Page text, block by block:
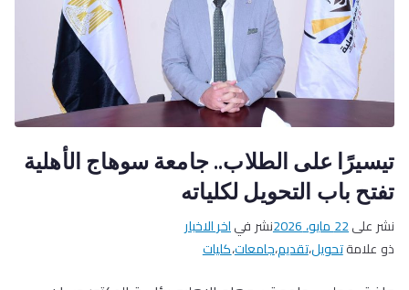
تيسيرًا على الطلاب.. جامعة سوهاج الأهلية
تفتح باب التحويل لكلياته
نشر على22 مايو، 2026 نشر فياخر الاخبار
ذو علامةتحويل،تقديم،جامعات،كليات